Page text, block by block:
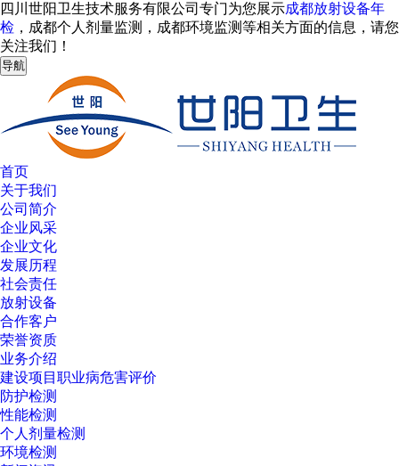
四川世阳卫生技术服务有限公司专门为您展示成都放射设备年
检 ，成都个人剂量监测，成都环境监测等相关方面的信息，请您
关注我们！
导航
首页
关于我们
公司简介
企业风采
企业文化
发展历程
社会责任
放射设备
合作客户
荣誉资质
业务介绍
建设项目职业病危害评价
防护检测
性能检测
个人剂量检测
环境检测